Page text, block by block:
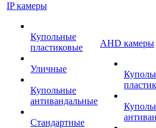
IP камеры
Купольные
пластиковые
Уличные
Купольные
антивандальные
Стандартные
AHD камеры